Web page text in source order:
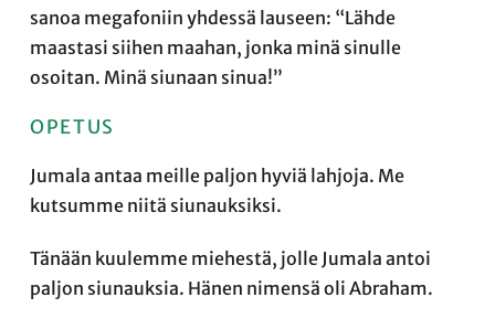
sanoa megafoniin yhdessä lauseen: “Lähde
maastasi siihen maahan, jonka minä sinulle
osoitan. Minä siunaan sinua!”
OPETUS
Jumala antaa meille paljon hyviä lahjoja. Me
kutsumme niitä siunauksiksi.
Tänään kuulemme miehestä, jolle Jumala antoi
paljon siunauksia. Hänen nimensä oli Abraham.